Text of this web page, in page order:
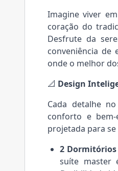
Imagine viver
coração do
Desfrute da
conveniência de
onde o melhor
📐 Design
Cada detalhe
conforto e
projetada para
2 Dormitórios
suíte master